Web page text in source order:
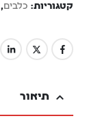
קטגוריות: כלבים,
תיאור